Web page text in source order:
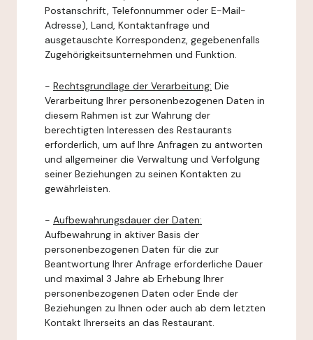
Postanschrift, Telefonnummer oder E-Mail-
Adresse), Land, Kontaktanfrage und
ausgetauschte Korrespondenz, gegebenenfalls
Zugehörigkeitsunternehmen und Funktion.
- Rechtsgrundlage der Verarbeitung: Die
Verarbeitung Ihrer personenbezogenen Daten in
diesem Rahmen ist zur Wahrung der
berechtigten Interessen des Restaurants
erforderlich, um auf Ihre Anfragen zu antworten
und allgemeiner die Verwaltung und Verfolgung
seiner Beziehungen zu seinen Kontakten zu
gewährleisten.
- Aufbewahrungsdauer der Daten:
Aufbewahrung in aktiver Basis der
personenbezogenen Daten für die zur
Beantwortung Ihrer Anfrage erforderliche Dauer
und maximal 3 Jahre ab Erhebung Ihrer
personenbezogenen Daten oder Ende der
Beziehungen zu Ihnen oder auch ab dem letzten
Kontakt Ihrerseits an das Restaurant.